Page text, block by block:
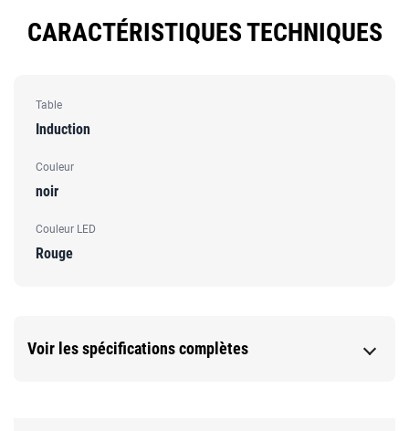
CARACTÉRISTIQUES TECHNIQUES
Table
Induction
Couleur
noir
Couleur LED
Rouge
Voir les spécifications complètes